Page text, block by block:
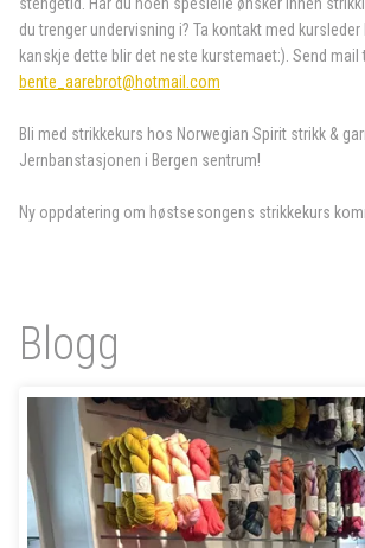
du trenger undervisning i? Ta kontakt med kursleder
kanskje dette blir det neste kurstemaet:). Send mail
bente_aarebrot@hotmail.com
Bli med strikkekurs hos Norwegian Spirit strikk &
Jernbanstasjonen i Bergen sentrum!
Ny oppdatering om høstsesongens strikkekurs
Blogg